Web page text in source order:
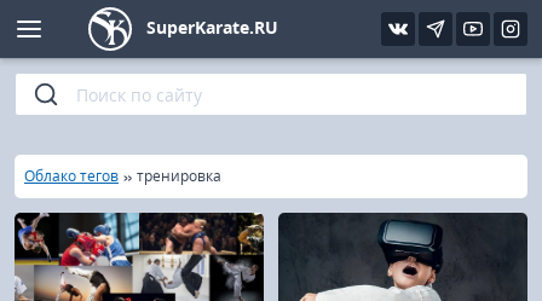
SuperKarate.RU
Главная
»
Облако тегов » тренировка
Киокушинкай
Кёкусин (IFK)
Шинкиокушинкай
Кекусин-кан
Фото
Видео
Интервью
Статьи
Уроки каратэ
Файлы
Библиотека